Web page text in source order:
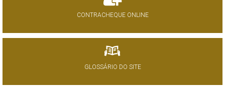
CONTRACHEQUE ONLINE
GLOSSÁRIO DO SITE